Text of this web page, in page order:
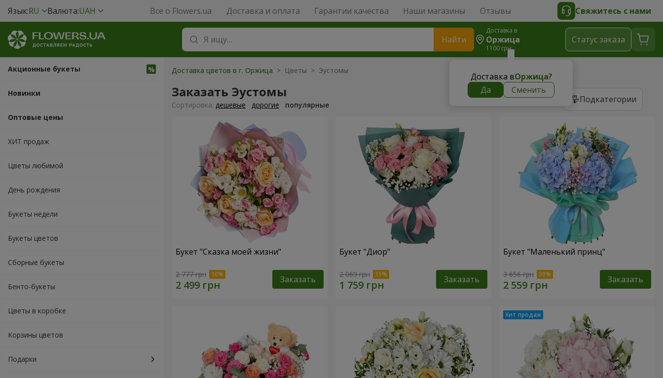
Язык:RU Валюта:UAH Все о Flowers.ua Доставка и оплата Гарантии качества Наши магазины Отзывы Свяжитесь с нами
Найти
Доставка в
Оржица
1100 грн
Доставка вОржица?
Да
Сменить
Cтатус заказа
Акционные букеты
Новинки
Оптовые цены
ХИТ продаж
Цветы любимой
День рождения
Букеты недели
Букеты цветов
Сборные букеты
Бенто-букеты
Цветы в коробке
Корзины цветов
Подарки
Доставка цветов в г. Оржица > Цветы > Эустомы
Заказать Эустомы Подкатегории
Cортировка: дешевые дорогие популярные
Букет "Сказка моей жизни"
2 777 грн Заказать
Букет "Диор"
2 069 грн Заказать
Букет "Маленький принц"
3 656 грн Заказать